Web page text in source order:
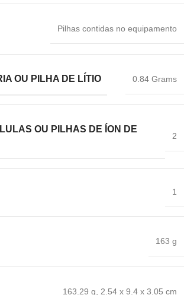
‎Pilhas contidas no equipamento
OU PILHA DE LÍTIO ‎0.84 Grams
OU PILHAS DE ÍON DE
‎2
‎1
‎163 g
163.29 g, ‎2.54 x 9.4 x 3.05 cm